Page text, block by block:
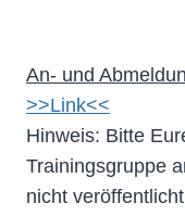
An- und
>>Link<<
Hinweis: Bitte
Trainingsgruppe
nicht